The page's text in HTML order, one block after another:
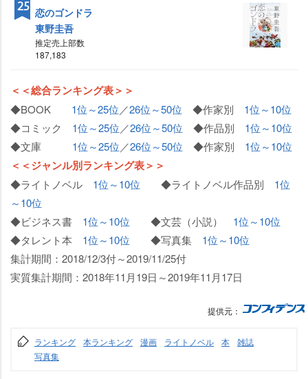
恋のゴンドラ
東野圭吾
推定売上部数
187,183
25
＜＜総合ランキング表＞＞
◆BOOK 1位～25位／26位～50位 ◆作家別 1位～10位
◆コミック 1位～25位／26位～50位 ◆作品別 1位～10位
◆文庫 1位～25位／26位～50位 ◆作家別 1位～10位
＜＜ジャンル別ランキング表＞＞
◆ライトノベル 1位～10位 ◆ライトノベル作品別 1位
～10位
◆ビジネス書 1位～10位 ◆文芸（小説） 1位～10位
◆タレント本 1位～10位 ◆写真集 1位～10位
集計期間：2018/12/3付～2019/11/25付
実質集計期間：2018年11月19日～2019年11月17日
提供元：
ランキング 本ランキング 漫画 ライトノベル 本
雑誌
写真集